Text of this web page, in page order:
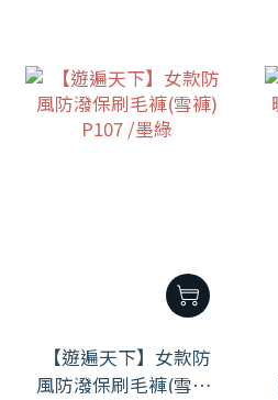
【遊遍天下】女款防
風防潑保刷毛褲(雪褲)